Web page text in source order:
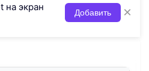
на экран
Добавить ×